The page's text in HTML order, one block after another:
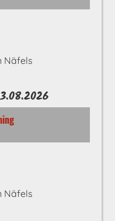
Näfels
Näfels